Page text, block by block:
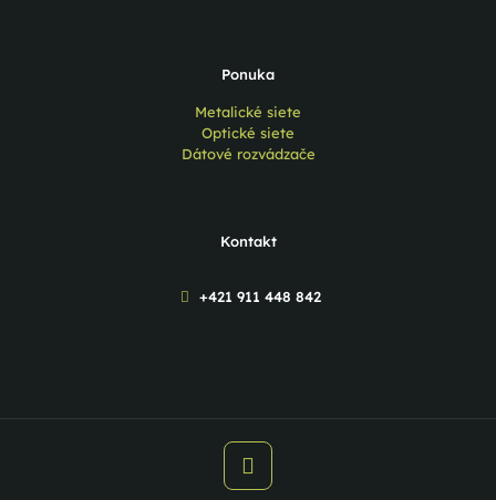
Ponuka
Metalické siete
Optické siete
Dátové rozvádzače
Kontakt
+421 911 448 842